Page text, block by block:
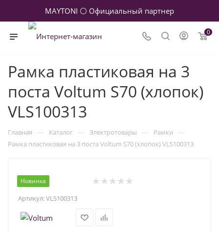
MAYTONI ⚪ Официальный партнер
0
Рамка пластиковая на 3
поста Voltum S70 (хлопок)
VLS100313
Главная — Каталог — Электротовары — Рамки —
Рамка пластиковая на 3 поста Voltum S70 (хлопок) VLS100313
Новинка
Артикул:VLS100313